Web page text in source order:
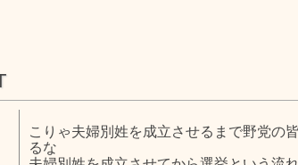
こりゃ夫婦別姓を成立させるまで野党の
るな